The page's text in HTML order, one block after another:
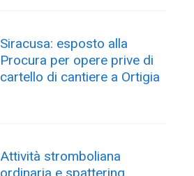
Siracusa: esposto alla
Procura per opere prive di
cartello di cantiere a Ortigia
Attività stromboliana
ordinaria e spattering